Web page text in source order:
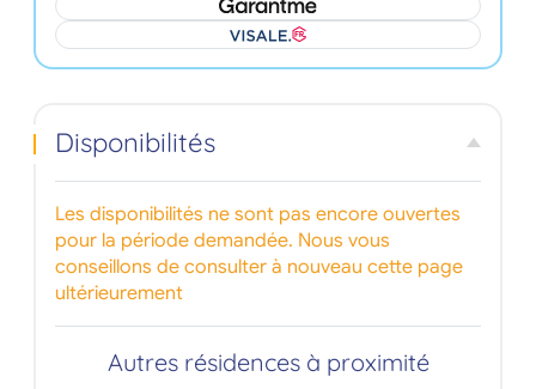
Disponibilités
Les disponibilités ne sont pas encore ouvertes
pour la période demandée. Nous vous
conseillons de consulter à nouveau cette page
ultérieurement
Autres résidences à proximité